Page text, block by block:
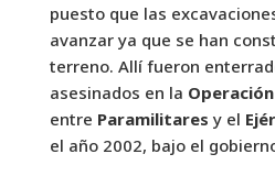
puesto que las
avanzar ya que se han
terreno. Allí fueron
asesinados en la
entre Paramilitares y el
el año 2002, bajo el